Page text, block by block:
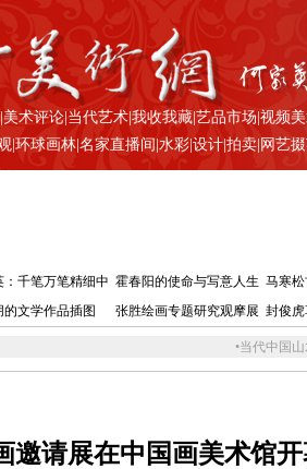
|美术评论| 当代艺术| 我收我藏| 艺品市场 视频
| 环球画林| 名家直播间 水彩| 设计| 拍卖| 网艺
：千笔万笔精细中 霍春阳的使命与写意人生 马寒
的文学作品插图 张胜绘画专题研究观摩展 封俊
当代中国山水画邀请
邀请展在中国画美术馆